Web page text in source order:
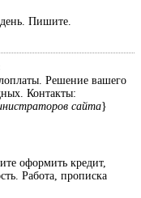
Пишите.
Решение вашего
Контакты:
сайта}
оформить кредит,
Работа, прописка